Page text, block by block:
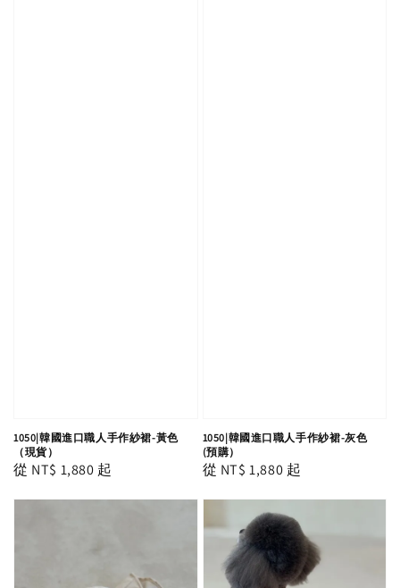
1050|韓國進口職人手作紗裙-黃色
（現貨）
Regular
從 NT$ 1,880 起
1050|韓國進口職人手作紗裙-灰色
(預購）
Regular
從 NT$ 1,880 起